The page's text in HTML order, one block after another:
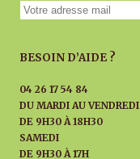
BESOIN D’AIDE ?
04 26 17 54 84
DU MARDI AUVENDREDI
DE 9H30 À 18H30
SAMEDI
DE 9H30 À 17H